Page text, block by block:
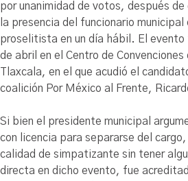
por unanimidad de votos, después
la presencia del funcionario municipal
proselitista en un día hábil. El evento
de abril en el Centro de Convenciones
Tlaxcala, en el que acudió el
coalición Por México al Frente,
Si bien el presidente municipal
con licencia para separarse del cargo,
calidad de simpatizante sin tener
directa en dicho evento, fue